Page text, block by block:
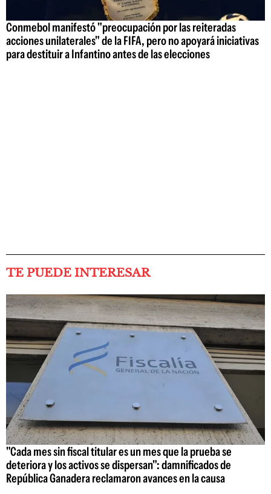
Conmebol manifestó "preocupación por las reiteradas
acciones unilaterales" de la FIFA, pero no apoyará iniciativas
para destituir a Infantino antes de las elecciones
TE PUEDE INTERESAR
"Cada mes sin fiscal titular es un mes que la prueba se
deteriora y los activos se dispersan": damnificados de
República Ganadera reclamaron avances en la causa